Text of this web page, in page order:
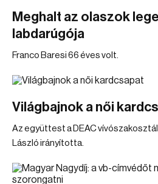
Meghalt az olaszok
labdarúgója
Franco Baresi 66 éves volt.
Világbajnok a női
Az együttest a DEAC
László irányította.